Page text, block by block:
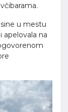
u mestu
apelovala na